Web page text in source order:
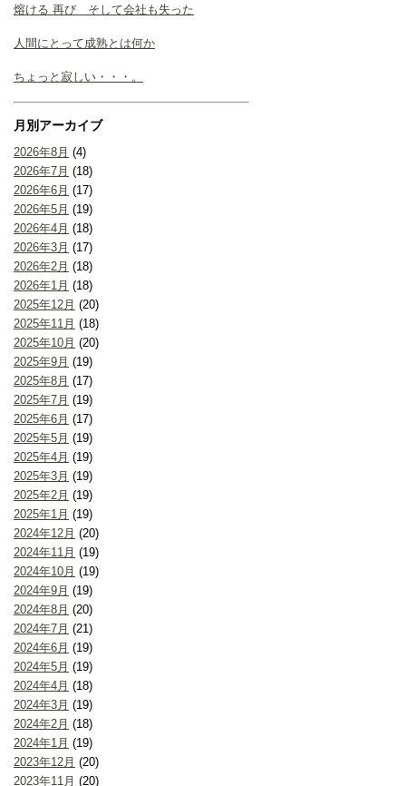
熔ける 再び そして会社も失った
人間にとって成熟とは何か
ちょっと寂しい・・・。
月別アーカイブ
2026年8月 (4)
2026年7月 (18)
2026年6月 (17)
2026年5月 (19)
2026年4月 (18)
2026年3月 (17)
2026年2月 (18)
2026年1月 (18)
2025年12月 (20)
2025年11月 (18)
2025年10月 (20)
2025年9月 (19)
2025年8月 (17)
2025年7月 (19)
2025年6月 (17)
2025年5月 (19)
2025年4月 (19)
2025年3月 (19)
2025年2月 (19)
2025年1月 (19)
2024年12月 (20)
2024年11月 (19)
2024年10月 (19)
2024年9月 (19)
2024年8月 (20)
2024年7月 (21)
2024年6月 (19)
2024年5月 (19)
2024年4月 (18)
2024年3月 (19)
2024年2月 (18)
2024年1月 (19)
2023年12月 (20)
2023年11月 (20)